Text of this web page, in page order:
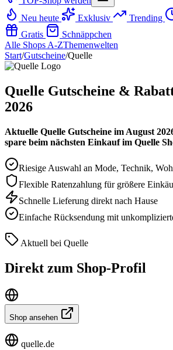
Neu heute
Exklusiv Trending
Gratis
Schnäppchen
Alle Shops A-ZThemenwelten
Start/Gutscheine/Quelle
Quelle Gutscheine &
2026
Aktuelle Quelle Gutscheine im August
spare beim nächsten Einkauf im Quelle
Riesige Auswahl an Mode, Technik,
Flexible Ratenzahlung für größere
Schnelle Lieferung direkt nach Hause
Einfache Rücksendung mit
Aktuell bei Quelle
Direkt zum Shop-Profil
Shop ansehen
quelle.de